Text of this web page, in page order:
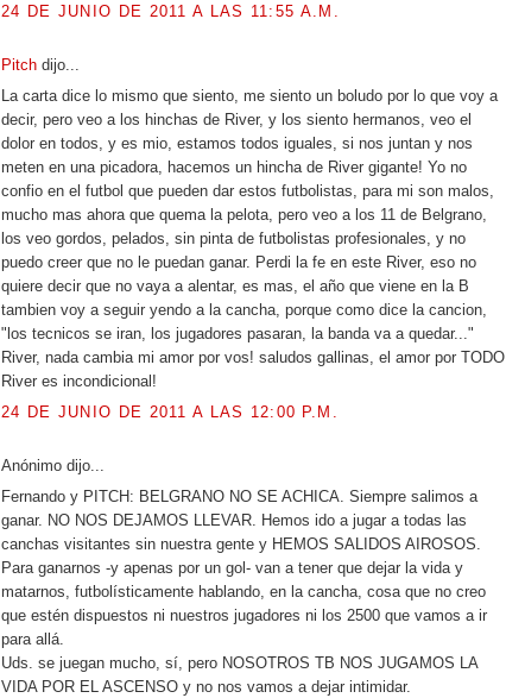
24 DE JUNIO DE 2011 A LAS 11:55 A.M.
Pitch dijo...
La carta dice lo mismo que siento, me siento un boludo por lo que voy a
decir, pero veo a los hinchas de River, y los siento hermanos, veo el
dolor en todos, y es mio, estamos todos iguales, si nos juntan y nos
meten en una picadora, hacemos un hincha de River gigante! Yo no
confio en el futbol que pueden dar estos futbolistas, para mi son malos,
mucho mas ahora que quema la pelota, pero veo a los 11 de Belgrano,
los veo gordos, pelados, sin pinta de futbolistas profesionales, y no
puedo creer que no le puedan ganar. Perdi la fe en este River, eso no
quiere decir que no vaya a alentar, es mas, el año que viene en la B
tambien voy a seguir yendo a la cancha, porque como dice la cancion,
"los tecnicos se iran, los jugadores pasaran, la banda va a quedar..."
River, nada cambia mi amor por vos! saludos gallinas, el amor por TODO
River es incondicional!
24 DE JUNIO DE 2011 A LAS 12:00 P.M.
Anónimo dijo...
Fernando y PITCH: BELGRANO NO SE ACHICA. Siempre salimos a
ganar. NO NOS DEJAMOS LLEVAR. Hemos ido a jugar a todas las
canchas visitantes sin nuestra gente y HEMOS SALIDOS AIROSOS.
Para ganarnos -y apenas por un gol- van a tener que dejar la vida y
matarnos, futbolísticamente hablando, en la cancha, cosa que no creo
que estén dispuestos ni nuestros jugadores ni los 2500 que vamos a ir
para allá.
Uds. se juegan mucho, sí, pero NOSOTROS TB NOS JUGAMOS LA
VIDA POR EL ASCENSO y no nos vamos a dejar intimidar.